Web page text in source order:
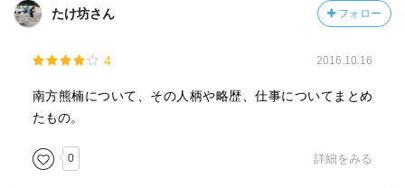
たけ坊さん フォロー
4 2016.10.16
南方熊楠について、その人柄や略歴、仕事についてまとめ
たもの。
0 詳細をみる